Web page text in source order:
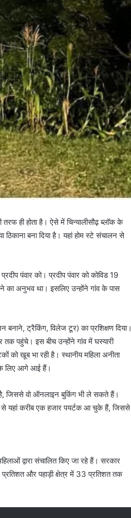
ही होता है। ऐसे में चिन्यालीसौढ़ ब्लॉक के
बना दिया है। यहां होम स्टे संचालन से
पंवार को। प्रदीप पंवार को कोविड 19
का अनुभव था। इसलिए उन्होंने गांव के पास
बनाने, ट्रैकिंग, विलेज टूर) का प्रशिक्षण दिया।
तक पहुंचे। इस बीच उन्होंने गांव में घस्यारी
को खूब भा रही है। स्थानीय महिला अनीता
के लिए आगे आई हैं।
है, जिससे वो ऑनलाइन बुकिंग भी ले सकते हैं।
यहां करीब एक हजार पयर्टक आ चुके हैं, जिससे
द्वारा संचालित किए जा रहे हैं। सरकार
प्रतिशत और पहाड़ी क्षेत्र में 33 प्रतिशत तक